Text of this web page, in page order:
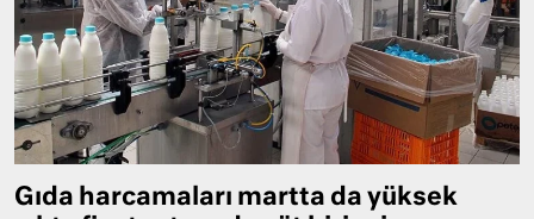
Gıda harcamaları martta da yüksek